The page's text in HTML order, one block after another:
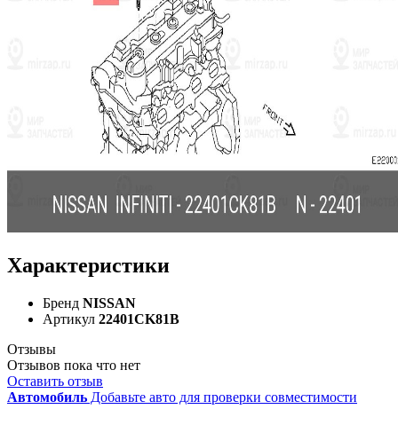
Характеристики
Бренд NISSAN
Артикул 22401CK81B
Отзывы
Отзывов пока что нет
Оставить отзыв
Автомобиль Добавьте авто для проверки совместимости